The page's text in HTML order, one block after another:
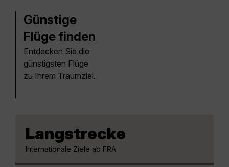
Günstige
Flüge finden
Entdecken Sie die
günstigsten Flüge
zu Ihrem Traumziel.
Langstrecke
Internationale Ziele ab FRA